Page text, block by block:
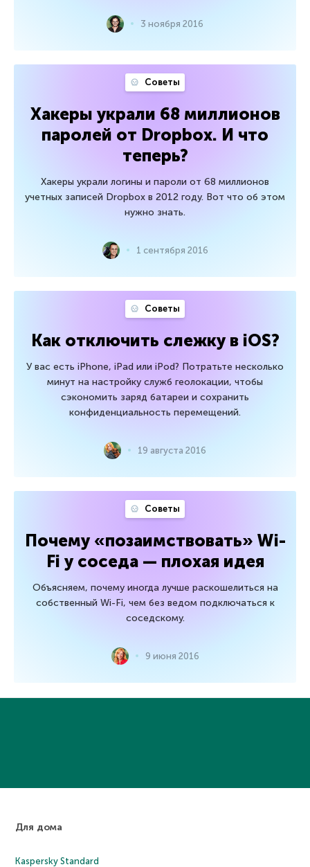
3 ноября 2016
Советы
Хакеры украли 68 миллионов
паролей от Dropbox. И что
теперь?
Хакеры украли логины и пароли от 68 миллионов
учетных записей Dropbox в 2012 году. Вот что об этом
нужно знать.
1 сентября 2016
Советы
Как отключить слежку в iOS?
У вас есть iPhone, iPad или iPod? Потратьте несколько
минут на настройку служб геолокации, чтобы
сэкономить заряд батареи и сохранить
конфиденциальность перемещений.
19 августа 2016
Советы
Почему «позаимствовать» Wi-
Fi у соседа — плохая идея
Объясняем, почему иногда лучше раскошелиться на
собственный Wi-Fi, чем без ведом подключаться к
соседскому.
9 июня 2016
Для дома
Kaspersky Standard